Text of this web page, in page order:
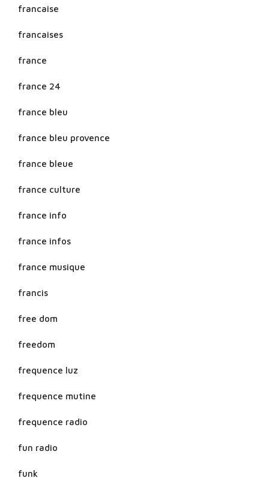
francaise
francaises
france
france 24
france bleu
france bleu provence
france bleue
france culture
france info
france infos
france musique
francis
free dom
freedom
frequence luz
frequence mutine
frequence radio
fun radio
funk